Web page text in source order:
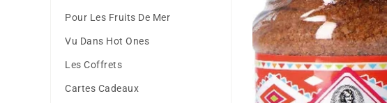
Pour Les Fruits De Mer
Vu Dans Hot Ones
Les Coffrets
Cartes Cadeaux